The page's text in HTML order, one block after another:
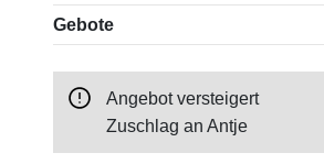
Gebote
Angebot versteigert
Zuschlag an Antje